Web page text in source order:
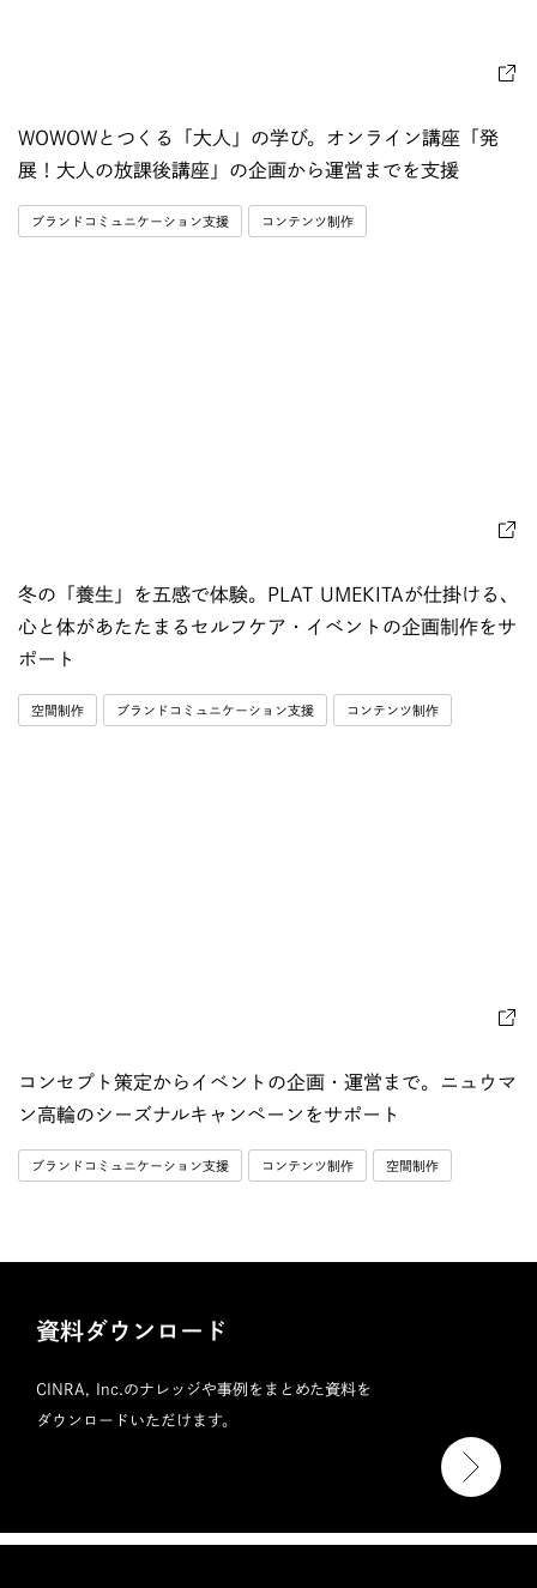
WOWOWとつくる「大人」の学び。オンライン講座「発
展！大人の放課後講座」の企画から運営までを支援
ブランドコミュニケーション支援 コンテンツ制作
冬の「養生」を五感で体験。PLAT UMEKITAが仕掛ける、
心と体があたたまるセルフケア・イベントの企画制作をサ
ポート
空間制作 ブランドコミュニケーション支援 コンテンツ制作
コンセプト策定からイベントの企画・運営まで。ニュウマ
ン高輪のシーズナルキャンペーンをサポート
ブランドコミュニケーション支援 コンテンツ制作 空間制作
資料ダウンロード
CINRA, Inc.のナレッジや事例をまとめた資料を
ダウンロードいただけます。